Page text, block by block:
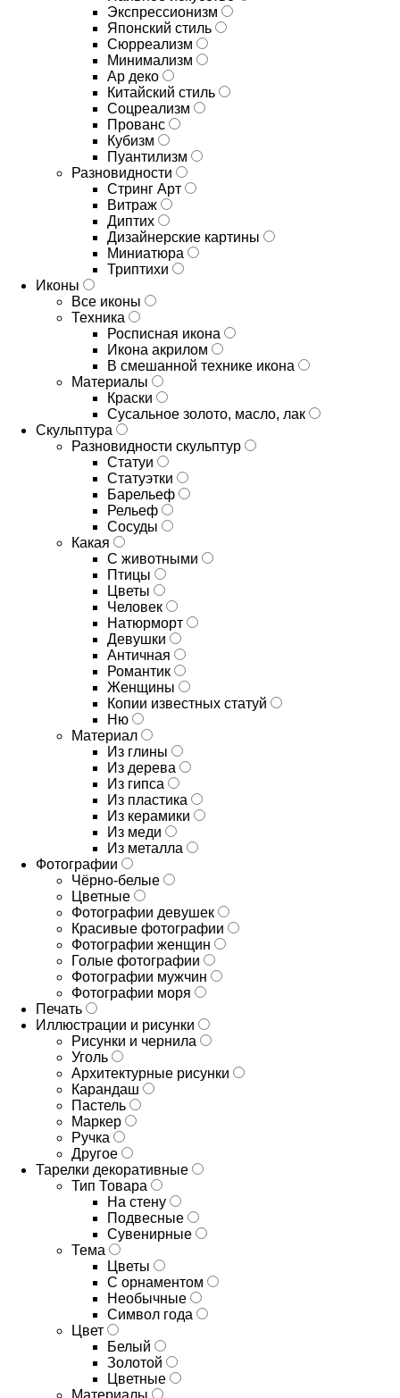
Экспрессионизм
Японский стиль
Сюрреализм
Минимализм
Ар деко
Китайский стиль
Соцреализм
Прованс
Кубизм
Пуантилизм
Разновидности
Стринг Арт
Витраж
Диптих
Дизайнерские картины
Миниатюра
Триптихи
Иконы
Все иконы
Техника
Росписная икона
Икона акрилом
В смешанной технике икона
Материалы
Краски
Сусальное золото, масло, лак
Скульптура
Разновидности скульптур
Статуи
Статуэтки
Барельеф
Рельеф
Сосуды
Какая
С животными
Птицы
Цветы
Человек
Натюрморт
Девушки
Античная
Романтик
Женщины
Копии известных статуй
Ню
Материал
Из глины
Из дерева
Из гипса
Из пластика
Из керамики
Из меди
Из металла
Фотографии
Чёрно-белые
Цветные
Фотографии девушек
Красивые фотографии
Фотографии женщин
Голые фотографии
Фотографии мужчин
Фотографии моря
Печать
Иллюстрации и рисунки
Рисунки и чернила
Уголь
Архитектурные рисунки
Карандаш
Пастель
Маркер
Ручка
Другое
Тарелки декоративные
Тип Товара
На стену
Подвесные
Сувенирные
Тема
Цветы
С орнаментом
Необычные
Символ года
Цвет
Белый
Золотой
Цветные
Материалы